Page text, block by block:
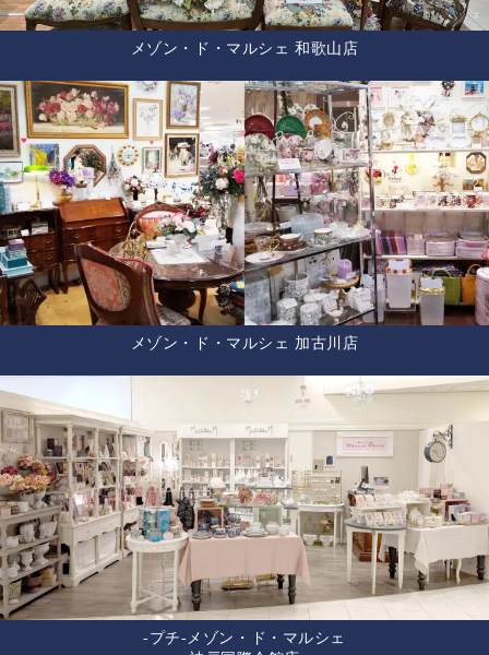
メゾン・ド・マルシェ 和歌山店
メゾン・ド・マルシェ 加古川店
-プチ-メゾン・ド・マルシェ